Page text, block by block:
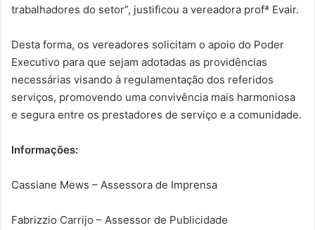
trabalhadores do setor”, justificou a vereadora profª Evair.
Desta forma, os vereadores solicitam o apoio do Poder
Executivo para que sejam adotadas as providências
necessárias visando à regulamentação dos referidos
serviços, promovendo uma convivência mais harmoniosa
e segura entre os prestadores de serviço e a comunidade.
Informações:
Cassiane Mews – Assessora de Imprensa
Fabrizzio Carrijo – Assessor de Publicidade